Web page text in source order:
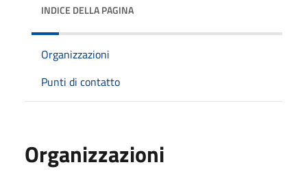
INDICE DELLA PAGINA
Organizzazioni
Punti di contatto
Organizzazioni